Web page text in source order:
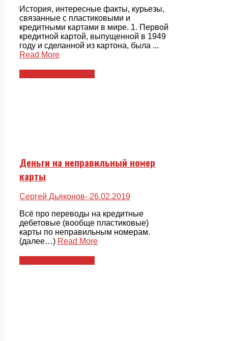
История, интересные факты, курьезы,
связанные с пластиковыми и
кредитными картами в мире. 1. Первой
кредитной картой, выпущенной в 1949
году и сделанной из картона, была ...
Read More
Деньги на неправильный номер
карты
Сергей Дьяконов- 26.02.2019
Всё про переводы на кредитные
дебетовые (вообще пластиковые)
карты по неправильным номерам.
(далее…) Read More